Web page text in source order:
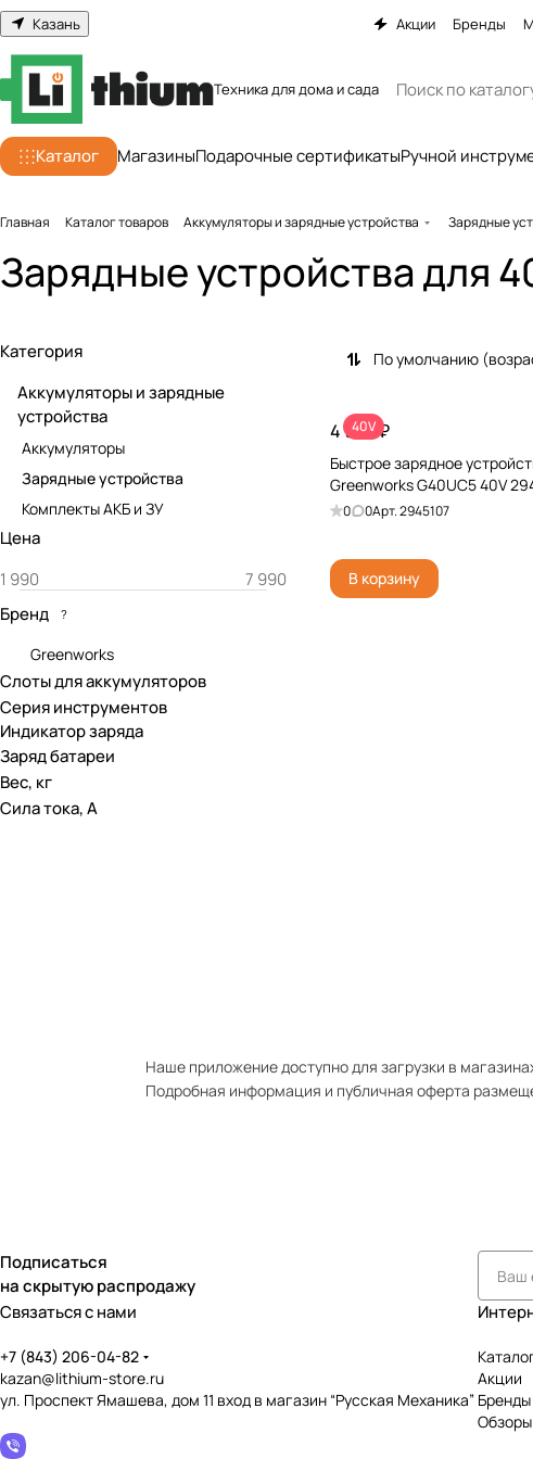
Казань Акции Бренды
Техника для дома и сада
Каталог МагазиныПодарочные сертификатыРучной
Главная Каталог товаров Аккумуляторы и зарядные устройства Зарядные
Зарядные устройства для
По умолчанию
40V
4 990 ₽
Быстрое зарядное
Greenworks G40UC5 40V
0 0Арт.2945107
В корзину
Категория
Аккумуляторы и зарядные
устройства
Аккумуляторы
Зарядные устройства
Комплекты АКБ и ЗУ
Цена
Бренд ?
Greenworks
Слоты для аккумуляторов
Серия инструментов
Индикатор заряда
Заряд батареи
Вес, кг
Сила тока, А
Наше приложение доступно для загрузки в
Подробная информация и публичная оферта
Подписаться
на скрытую распродажу
Связаться с нами
+7 (843) 206-04-82
kazan@lithium-store.ru
ул. Проспект Ямашева, дом 11 вход в магазин “Русская Механика”
Акции
Бренды
Обзоры